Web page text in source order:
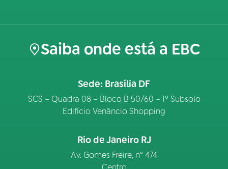
Saiba onde está a EBC
Sede: Brasília DF
SCS – Quadra 08 – Bloco B 50/60 – 1º Subsolo
Edifício Venâncio Shopping
Rio de Janeiro RJ
Av. Gomes Freire, n° 474